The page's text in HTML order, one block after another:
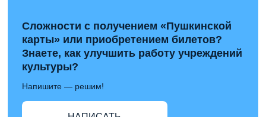
Сложности с получением «Пушкинской
карты» или приобретением билетов?
Знаете, как улучшить работу учреждений
культуры?
Напишите — решим!